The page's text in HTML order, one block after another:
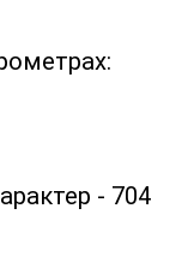
- 704